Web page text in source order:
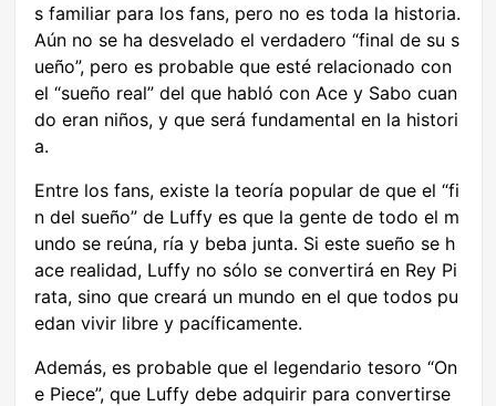
s familiar para los fans, pero no es toda la historia.
Aún no se ha desvelado el verdadero “final de su s
ueño”, pero es probable que esté relacionado con
el “sueño real” del que habló con Ace y Sabo cuan
do eran niños, y que será fundamental en la histori
a.
Entre los fans, existe la teoría popular de que el “fi
n del sueño” de Luffy es que la gente de todo el m
undo se reúna, ría y beba junta. Si este sueño se h
ace realidad, Luffy no sólo se convertirá en Rey Pi
rata, sino que creará un mundo en el que todos pu
edan vivir libre y pacíficamente.
Además, es probable que el legendario tesoro “On
e Piece”, que Luffy debe adquirir para convertirse